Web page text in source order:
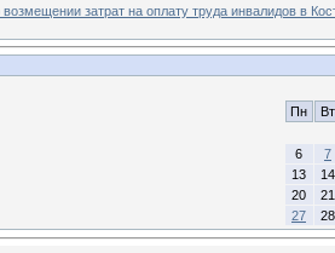
возмещении затрат на оплату труда инвалидов в
Пн Вт
6
7
13
14
20
21
27
28